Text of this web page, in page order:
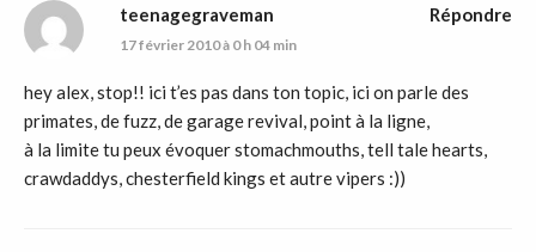
teenagegraveman
17 février 2010 à 0 h 04 min
hey alex, stop!! ici t’es pas dans ton topic, ici on parle des
primates, de fuzz, de garage revival, point à la ligne,
à la limite tu peux évoquer stomachmouths, tell tale hearts,
crawdaddys, chesterfield kings et autre vipers :))
Répondre